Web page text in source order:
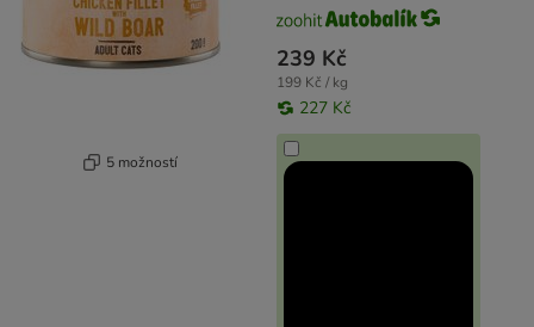
5 možností
239 Kč
199 Kč / kg
227 Kč